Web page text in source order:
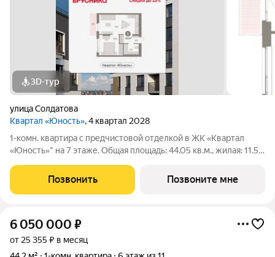
3D-тур
улица Солдатова
Квартал «Юность», 4 квартал 2028
1-комн. квартира с предчистовой отделкой в ЖК «Квартал
«Юность»" на 7 этаже. Общая площадь: 44.05 кв.м., жилая: 11.58
потолков 2.7 м. Квартира с кухней-гостиной и одной спальней
в квартале
Позвонить Позвоните мне
6 050 000 ₽
от 25 355 ₽ в месяц